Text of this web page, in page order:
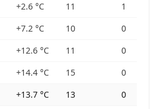
+2.6 °C 11
1
+7.2 °C 10
0
+12.6 °C 11
0
+14.4 °C 15
0
+13.7 °C 13
0